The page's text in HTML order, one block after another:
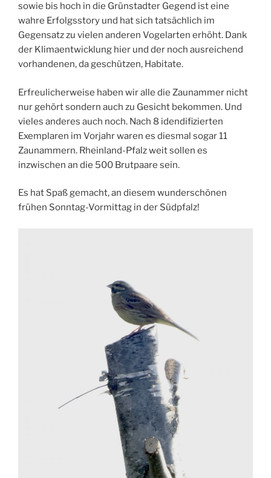
sowie bis hoch in die Grünstadter Gegend ist eine
wahre Erfolgsstory und hat sich tatsächlich im
Gegensatz zu vielen anderen Vogelarten erhöht. Dank
der Klimaentwicklung hier und der noch ausreichend
vorhandenen, da geschützen, Habitate.
Erfreulicherweise haben wir alle die Zaunammer nicht
nur gehört sondern auch zu Gesicht bekommen. Und
vieles anderes auch noch. Nach 8 idendifizierten
Exemplaren im Vorjahr waren es diesmal sogar 11
Zaunammern. Rheinland-Pfalz weit sollen es
inzwischen an die 500 Brutpaare sein.
Es hat Spaß gemacht, an diesem wunderschönen
frühen Sonntag-Vormittag in der Südpfalz!